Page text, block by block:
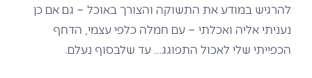
להרגיש במודע את התשוקה והצורך באוכל – גם אם כן
נעניתי אליה ואכלתי – עם חמלה כלפי עצמי, הדחף
הכפייתי שלי לאכול התפוגג… עד שלבסוף נעלם.